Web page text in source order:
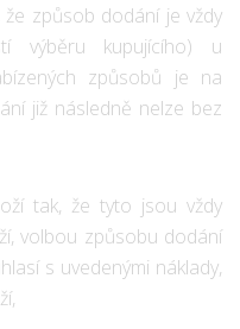
způsob dodání je vždy
výběru kupujícího) u
způsobů je na
již následně nelze bez
tak, že tyto jsou vždy
volbou způsobu dodání
s uvedenými náklady,